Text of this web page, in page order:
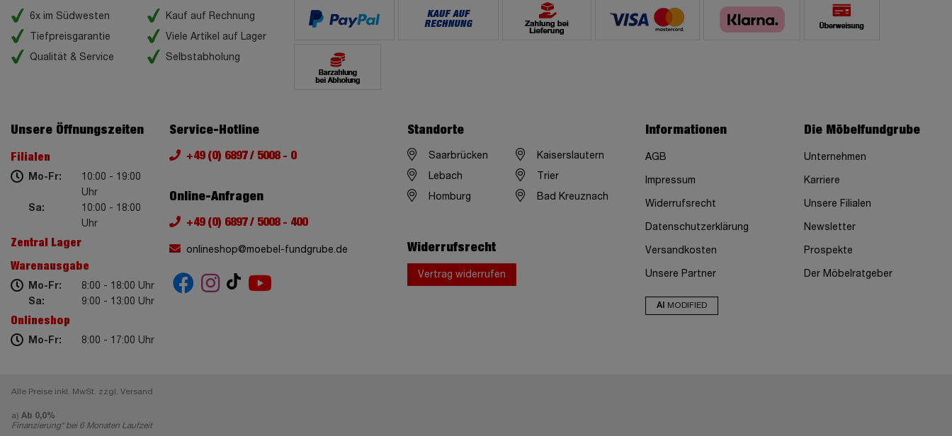
6x im Südwesten
Tiefpreisgarantie
Qualität & Service
Kauf auf Rechnung
Viele Artikel auf Lager
Selbstabholung
Unsere Öffnungszeiten
Filialen
Mo-Fr:
10:00 - 19:00
Uhr
Sa:
10:00 - 18:00
Uhr
Zentral Lager
Warenausgabe
Mo-Fr:
8:00 - 18:00 Uhr
Sa:
9:00 - 13:00 Uhr
Onlineshop
Mo-Fr: 8:00 - 17:00 Uhr
Service-Hotline
+49 (0) 6897 / 5008 - 0
Online-Anfragen
+49 (0) 6897 / 5008 - 400
onlineshop@moebel-fundgrube.de
Standorte
Saarbrücken Kaiserslautern
Lebach Trier
Homburg Bad Kreuznach
Widerrufsrecht
Vertrag widerrufen
Informationen
AGB
Impressum
Widerrufsrecht
Datenschutzerklärung
Versandkosten
Unsere Partner
AI MODIFIED
Die Möbelfundgrube
Unternehmen
Karriere
Unsere Filialen
Newsletter
Prospekte
Der Möbelratgeber
Alle Preise inkl. MwSt. zzgl. Versand
a) Ab 0,0%
Finanzierung* bei 6 Monaten Laufzeit